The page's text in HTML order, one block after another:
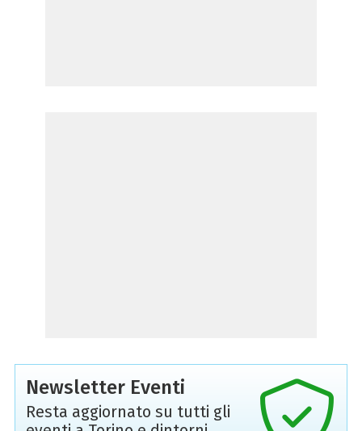
Newsletter Eventi
Resta aggiornato su tutti gli